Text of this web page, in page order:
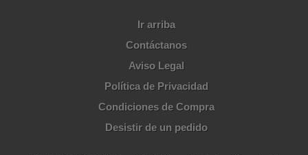
Ir arriba
Contáctanos
Aviso Legal
Política de Privacidad
Condiciones de Compra
Desistir de un pedido